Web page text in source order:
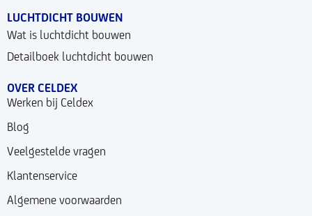
LUCHTDICHT BOUWEN
Wat is luchtdicht bouwen
Detailboek luchtdicht bouwen
OVER CELDEX
Werken bij Celdex
Blog
Veelgestelde vragen
Klantenservice
Algemene voorwaarden